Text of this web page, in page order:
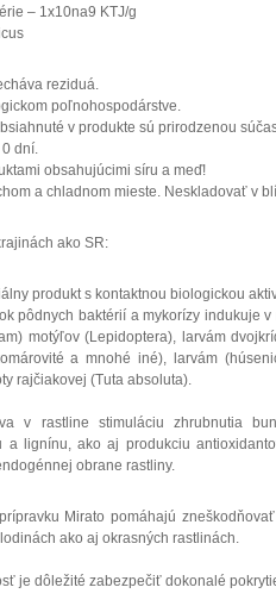
– 1x10na9 KTJ/g
reziduá.
poľnohospodárstve.
v produkte sú prirodzenou
dní.
obsahujúcimi síru a meď!
a chladnom mieste. Neskladovať v
ako SR:
produkt s kontaktnou biologickou
pôdnych baktérií a mykorízy indukuje
motýľov (Lepidoptera), larvám
a mnohé iné), larvám
rajčiakovej (Tuta absoluta).
v rastline stimuláciu zhrubnutia
a lignínu, ako aj produkciu
obrane rastliny.
Mirato pomáhajú
ako aj okrasných rastlinách.
je dôležité zabezpečiť dokonalé